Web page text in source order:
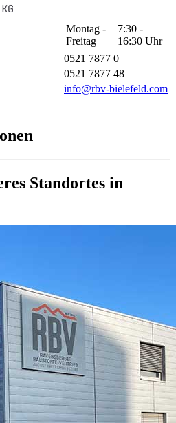
Montag -
Freitag
7:30 -
16:30 Uhr
0521 7877 0
0521 7877 48
info@rbv-bielefeld.com
Standortes in